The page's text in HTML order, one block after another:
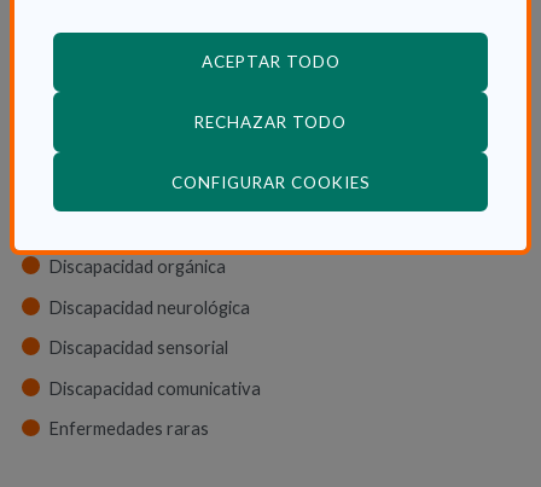
ACEPTAR TODO
RECHAZAR TODO
CONFIGURAR COOKIES
Tipos de discapacidad
Discapacidad física
Discapacidad orgánica
Discapacidad neurológica
Discapacidad sensorial
Discapacidad comunicativa
Enfermedades raras